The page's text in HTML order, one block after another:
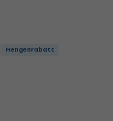
Mengenrabatt